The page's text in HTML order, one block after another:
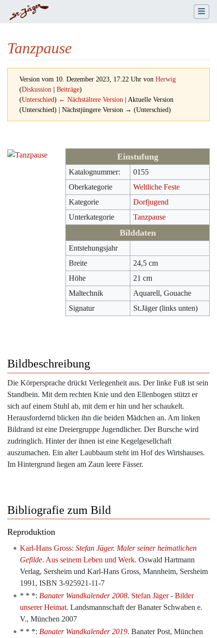
Tanzpause
Version vom 10. Dezember 2023, 17:22 Uhr von Herwig
(Diskussion Beiträge)
(Unterschied) ← Nächstältere Version | Aktuelle Version
(Unterschied) | Nächstjüngere Version → (Unterschied)
Einstufung
Katalognummer:
0155
Oberkategorie
Weltliche Feste
Kategorie
Dorfjugend
Unterkategorie
Tanzpause
Bilddaten
Entstehungsjahr
Breite
24,5 cm
Höhe
21 cm
Maltechnik
Aquarell, Gouache
Signatur
St.Jäger (links unten)
Bildbeschreibung
Die Körpersprache drückt Verlegenheit aus. Der linke Fuß ist sein
Standbein. Mit dem rechten Knie und den Ellenbogen stützt er
sich auf einem Stuhl ab, mit dem er hin und her schaukelt.
Herausfordernd blicken ihn die beiden Mädchen an. Am linken
Bildrand ist eine Dreiergruppe Jugendlicher. Der Bursche wird
zudringlich. Hinter der ihnen ist eine Kegelgesellchaft
auszumachen. Ein alter Laubbaum steht im Hof des Wirtshauses.
Im Hintergrund liegen am Zaun leere Fässer.
Bibliografie zum Bild
Reproduktion
Karl-Hans Gross: Stefan Jäger. Maler seiner heimatlichen
Gefilde. Aus seinem Leben und Werk. Oswald Hartmann
Verlag, Sersheim und Karl-Hans Gross, Mannheim, Sersheim
1991, ISBN 3-925921-11-7
* * *: Banater Wandkalender 2008. Stefan Jäger - Bilder
unserer Heimat. Landsmannschaft der Banater Schwaben e.
V., München 2007
* * *: Banater Wandkalender 2019. Banater Post, München